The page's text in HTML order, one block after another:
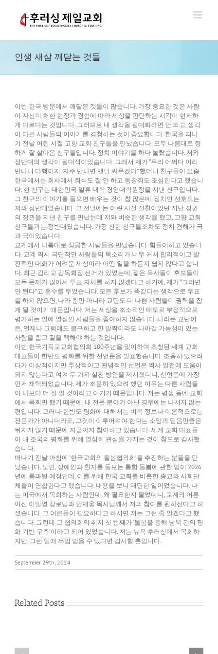
인생 새삼 깨닫는 것들
이번 한국 방문에서 깨달은 것들이 많습니다. 가장 중요한 것은 사람
이 자신이 처한 현장과 경험에 따라 세상을 판단하는 시각이 현저하
게 다르다는 것입니다. 그러므로 내 생각을 절대화하면 안 되고, 생각
이 다른 사람들의 이야기를 경청하는 것이 중요합니다. 한국을 떠나
기 전날 어린 시절 고향 교회 친구들을 만났습니다. 모두 나름대로 장
하게 잘 살아온 친구들입니다. 정치 이야기를 하다 놀랐습니다. 저와
정반대의 생각이 절대적이었습니다. 그래서 제가 “우리 어쩌다 이리
만나니 다행이지, 자주 만나면 맨날 싸우겠다” 했더니 친구들이 요즘
한국에서는 회사에서 회식도 잘 안 하고 동창회도 조심한다고 했습니
다. 한 친구는 대한민국 일류 대학 경영대학원장을 지낸 친구입니다.
그 친구의 이야기를 들으면 배우는 것이 참 많은데, 정치인 선호도는
저와 정반대였습니다. 그 전날에는 어린 시절 절친이었던 지난 정권
의 장관을 지낸 친구를 만났는데 저와 비슷한 생각을 했고, 고향 교회
친구들과는 정반대였습니다. 가장 친한 친구들조차도 정치 견해가 극
과 극이었습니다.
교계에서 나름대로 성공한 사람들을 만났습니다. 힘들어하고 있습니
다. 교계 역시 극단적인 사람들의 목소리가 너무 커서 합리적이고 발
전적인 대화가 어려운 세상이라 어떤 일을 하든지 쉽지 않다고 합니
다. 최근 감리교 감독회장 선거가 있었는데, 젊은 목사들이 후보들이
모두 문제가 많아서 투표 자체를 하지 않겠다고 하기에, 제가 “그러면
안 된다”고 훈수를 두었습니다. 모든 후보가 똑같다는 생각으로 투표
를 하지 않으면, 나라 뿐만 아니라 교단도 더 나쁜 사람들이 권력을 잡
게 될 것이기 때문입니다. 저는 세상을 조소적인 태도로 부정적으로
평가하는 일에 열심인 사람들을 좋아하지 않습니다. 나라든 교단이
든, 언제나 그럼에도 불구하고 한 발짝이라도 나아갈 가능성이 있는
사람을 뽑고 길을 택해야 하는 것입니다.
이번 한국기독교교회협의회 100주년을 맞이하여 초청된 세계 교회
대표들이 한반도 평화를 위한 선언문을 발표했습니다. 조용히 있으려
다가 이상적이지만 추상적이고 관념적인 선언은 역사 발전에 도움이
되지 않는다고 여겨 두 가지 실천 방안을 제시했더니, 선언문에 가장
먼저 채택되었습니다. 제가 조용히 있으려 했던 이유는 다른 사람들
이 나보다 더 잘 알 것이라고 여기기 때문입니다. 저는 평생 동네 교회
에서 목회만 했기 때문에, 내 전문 분야가 아닌 경우에는 나서지 않는
편입니다. 그러나 한반도 평화에 대해서는 비록 정보나 이론적으로는
전문가가 아니더라도, 그것이 이루어져야 한다는 소망과 믿음만큼은
뒤지지 않기 때문에 지금까지 참여하고 있습니다. 세계 교회 대표들
이 내 조국의 평화를 위해 열심히 관심을 가지는 것이 참으로 감사했
습니다.
떠나기 전날 아침에 ‘한국교회의 돌봄협의회’를 추진하는 분들을 만
났습니다. 노인, 장애인과 환자를 돌보는 통합 돌봄에 관한 법이 2026
년에 통과될 예정인데, 이를 위해 한국 교회를 비롯한 종교와 사회단
체들이 연합한다고 했습니다. 내용을 보니 대단한 일이었습니다. 나
는 미국에서 목회하는 사람인데, 왜 필요한지 물었더니, 교계의 어른
이신 이일영 장로님과 안재웅 목사님께서 저의 참여를 원하신다고 하
셨습니다. 그 어른들이 필요하다고 하시면 저는 그런 줄 알겠다고 했
습니다. 그런데 그 협의회의 취지 첫 번째가 ‘돌봄을 통해 남북 간의 평
화 기반 구축’이라고 되어 있었습니다. 저는 뉴욕 후러싱에서 목회하
지만, 그런 일에 쓰임 받을 수 있다면 감사할 뿐입니다.
September 29th, 2024
Related Posts